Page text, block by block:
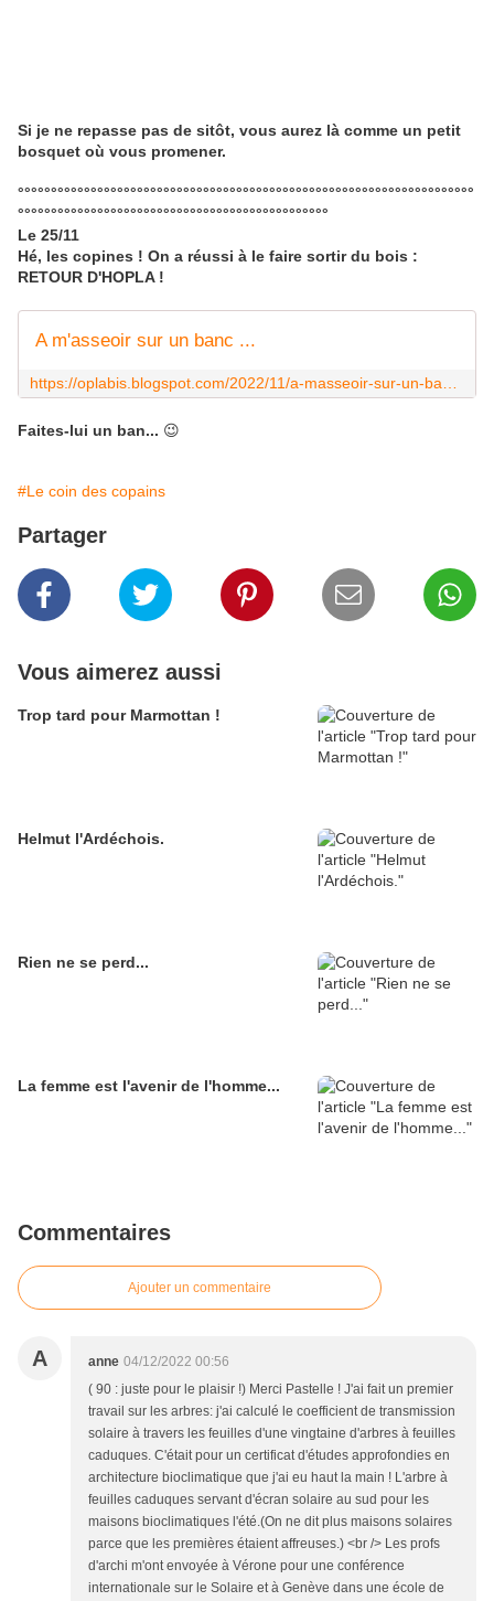
Si je ne repasse pas de sitôt, vous aurez là comme un petit
bosquet où vous promener.
°°°°°°°°°°°°°°°°°°°°°°°°°°°°°°°°°°°°°°°°°°°°°°°°°°°°°°°°°°°°°°°°°°°°°
°°°°°°°°°°°°°°°°°°°°°°°°°°°°°°°°°°°°°°°°°°°°°°°
Le 25/11
Hé, les copines ! On a réussi à le faire sortir du bois :
RETOUR D'HOPLA !
A m'asseoir sur un banc ...
Faites-lui un ban... 😉
#Le coin des copains
Partager
Vous aimerez aussi
Trop tard pour Marmottan !
Helmut l'Ardéchois.
Rien ne se perd...
La femme est l'avenir de l'homme...
Commentaires
Ajouter un commentaire
A anne 04/12/2022 00:56
( 90 : juste pour le plaisir !) Merci Pastelle ! J'ai fait un premier
travail sur les arbres: j'ai calculé le coefficient de transmission
solaire à travers les feuilles d'une vingtaine d'arbres à feuilles
caduques. C'était pour un certificat d'études approfondies en
architecture bioclimatique que j'ai eu haut la main ! L'arbre à
feuilles caduques servant d'écran solaire au sud pour les
maisons bioclimatiques l'été.(On ne dit plus maisons solaires
parce que les premières étaient affreuses.) <br /> Les profs
d'archi m'ont envoyée à Vérone pour une conférence
internationale sur le Solaire et à Genève dans une école de